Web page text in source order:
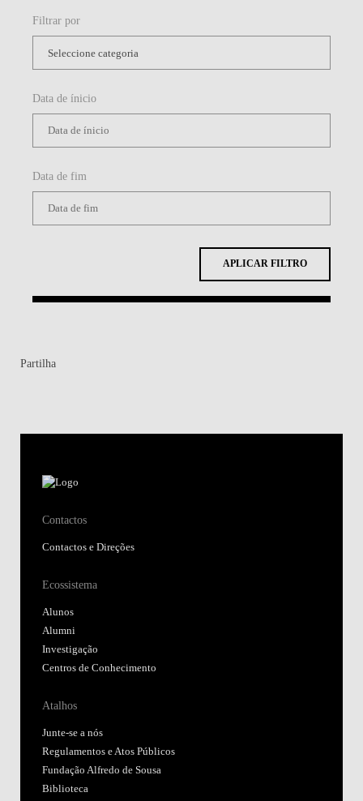
Filtrar por
Data de ínicio
Data de fim
APLICAR FILTRO
Partilha
Contactos
Contactos e Direções
Ecossistema
Alunos
Alumni
Investigação
Centros de Conhecimento
Atalhos
Junte-se a nós
Regulamentos e Atos Públicos
Fundação Alfredo de Sousa
Biblioteca